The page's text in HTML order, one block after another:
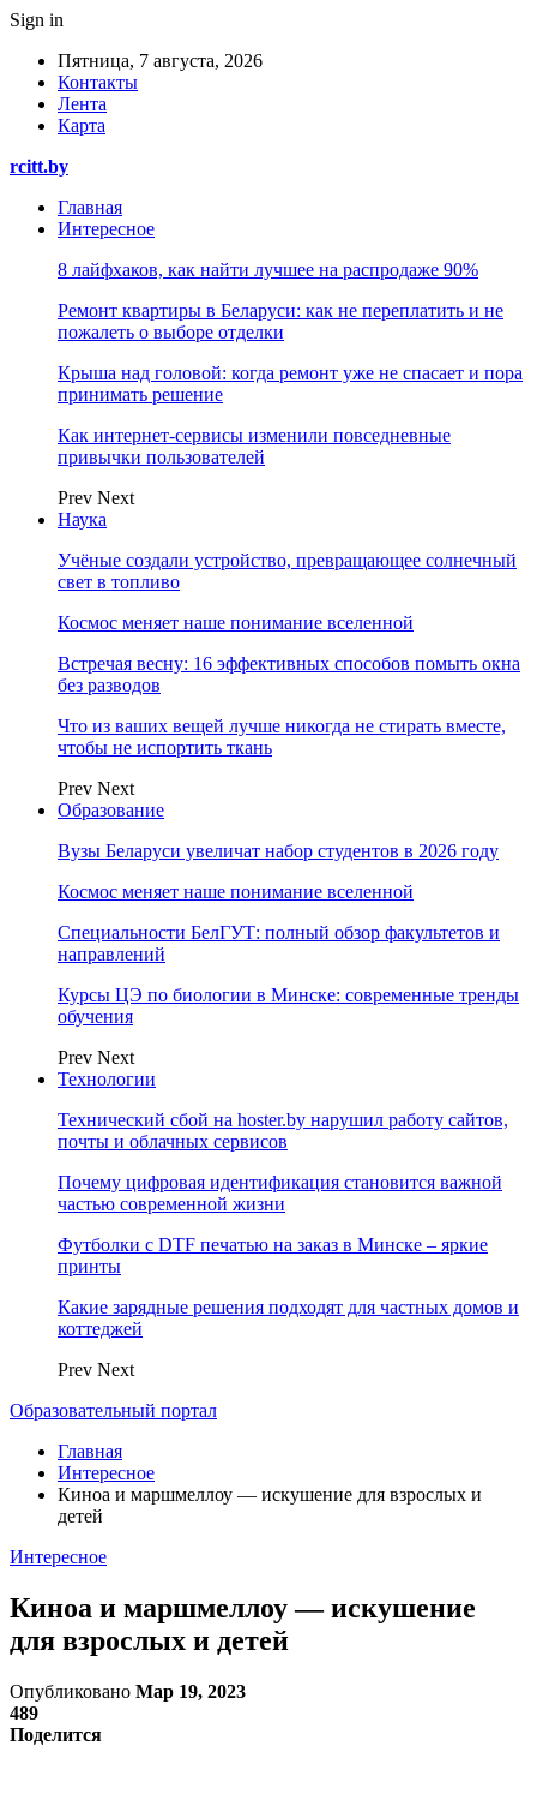
Sign in
Пятница, 7 августа, 2026
Контакты
Лента
Карта
rcitt.by
Главная
Интересное
8 лайфхаков, как найти лучшее на распродаже 90%
Ремонт квартиры в Беларуси: как не переплатить и не
пожалеть о выборе отделки
Крыша над головой: когда ремонт уже не спасает и пора
принимать решение
Как интернет-сервисы изменили повседневные
привычки пользователей
Prev Next
Наука
Учёные создали устройство, превращающее солнечный
свет в топливо
Космос меняет наше понимание вселенной
Встречая весну: 16 эффективных способов помыть окна
без разводов
Что из ваших вещей лучше никогда не стирать вместе,
чтобы не испортить ткань
Prev Next
Образование
Вузы Беларуси увеличат набор студентов в 2026 году
Космос меняет наше понимание вселенной
Специальности БелГУТ: полный обзор факультетов и
направлений
Курсы ЦЭ по биологии в Минске: современные тренды
обучения
Prev Next
Технологии
Технический сбой на hoster.by нарушил работу сайтов,
почты и облачных сервисов
Почему цифровая идентификация становится важной
частью современной жизни
Футболки с DTF печатью на заказ в Минске – яркие
принты
Какие зарядные решения подходят для частных домов и
коттеджей
Prev Next
Образовательный портал
Главная
Интересное
Киноа и маршмеллоу — искушение для взрослых и
детей
Интересное
Киноа и маршмеллоу — искушение
для взрослых и детей
Опубликовано Мар 19, 2023
489
Поделится